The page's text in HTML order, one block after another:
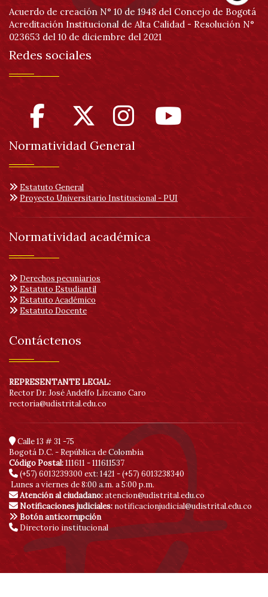
de
Acuerdo de creación N° 10 de 1948 del Concejo de Bogotá
Acreditación Institucional de Alta Calidad - Resolución N°
023653 del 10 de diciembre del 2021
Redes sociales
Normatividad General
Estatuto General
Proyecto Universitario Institucional - PUI
Normatividad académica
Derechos pecuniarios
Estatuto Estudiantil
Estatuto Académico
Estatuto Docente
Contáctenos
REPRESENTANTE LEGAL:
Rector Dr. José Andelfo Lizcano Caro
rectoria@udistrital.edu.co
Calle 13 # 31 -75
Bogotá D.C. - República de Colombia
Código Postal:111611 - 111611537
(+57) 6013239300 ext: 1421 - (+57) 6013238340
Lunes a viernes de 8:00 a.m. a 5:00 p.m.
Atención al ciudadano:atencion@udistrital.edu.co
Notificaciones judiciales: notificacionjudicial@udistrital.edu.co
Botón anticorrupción
Directorio institucional